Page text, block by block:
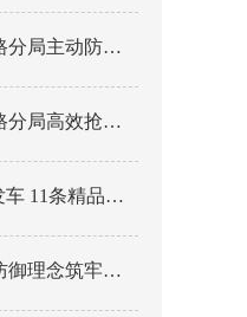
国道山体崩塌险情
通紧急送医村路
路串起全域风光
牢汛期安全防线